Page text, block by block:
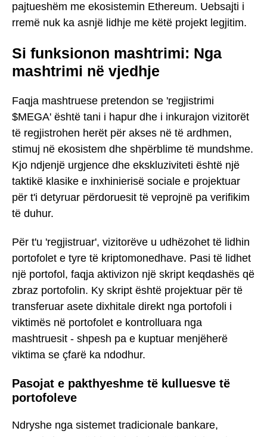
pajtueshëm me ekosistemin Ethereum. Uebsajti i
rremë nuk ka asnjë lidhje me këtë projekt legjitim.
Si funksionon mashtrimi: Nga
mashtrimi në vjedhje
Faqja mashtruese pretendon se 'regjistrimi
$MEGA' është tani i hapur dhe i inkurajon vizitorët
të regjistrohen herët për akses në të ardhmen,
stimuj në ekosistem dhe shpërblime të mundshme.
Kjo ndjenjë urgjence dhe ekskluziviteti është një
taktikë klasike e inxhinierisë sociale e projektuar
për t'i detyruar përdoruesit të veprojnë pa verifikim
të duhur.
Për t'u 'regjistruar', vizitorëve u udhëzohet të lidhin
portofolet e tyre të kriptomonedhave. Pasi të lidhet
një portofol, faqja aktivizon një skript keqdashës që
zbraz portofolin. Ky skript është projektuar për të
transferuar asete dixhitale direkt nga portofoli i
viktimës në portofolet e kontrolluara nga
mashtruesit - shpesh pa e kuptuar menjëherë
viktima se çfarë ka ndodhur.
Pasojat e pakthyeshme të kulluesve të
portofoleve
Ndryshe nga sistemet tradicionale bankare,